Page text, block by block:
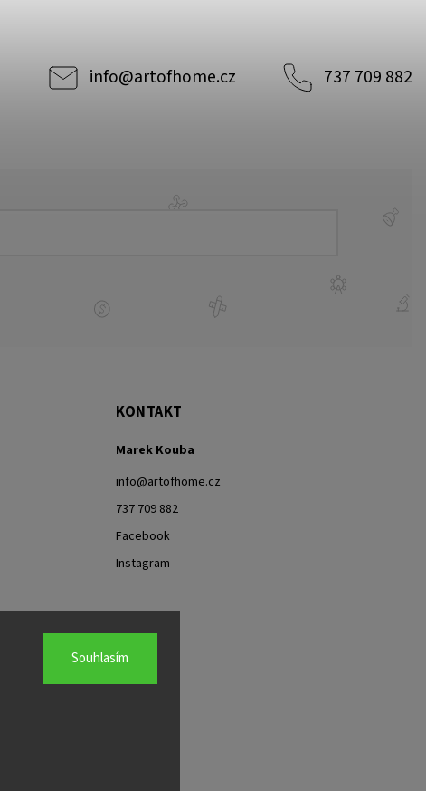
Souhlasím
info@artofhome.cz 737 709 882
KONTAKT
Marek Kouba
info@artofhome.cz
737 709 882
Facebook
Instagram